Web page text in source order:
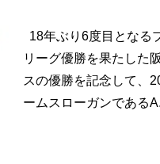
18年ぶり6度目となる
リーグ優勝を果たした
スの優勝を記念して、
ームスローガンである